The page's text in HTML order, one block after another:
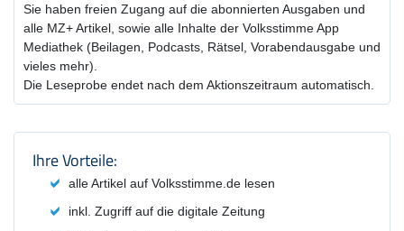
Sie haben freien Zugang auf die abonnierten Ausgaben und
alle MZ+ Artikel, sowie alle Inhalte der Volksstimme App
Mediathek (Beilagen, Podcasts, Rätsel, Vorabendausgabe und
vieles mehr).
Die Leseprobe endet nach dem Aktionszeitraum automatisch.
Produktzusammenfassung und
Ihre Vorteile:
alle Artikel auf Volksstimme.de lesen
inkl. Zugriff auf die digitale Zeitung